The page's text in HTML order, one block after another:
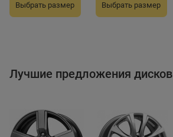
Выбрать размер Выбрать размер
Лучшие предложения дисков